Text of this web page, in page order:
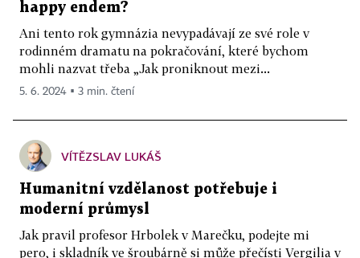
happy endem?
Ani tento rok gymnázia nevypadávají ze své role v
rodinném dramatu na pokračování, které bychom
mohli nazvat třeba „Jak proniknout mezi...
5. 6. 2024 ▪ 3 min. čtení
VÍTĚZSLAV LUKÁŠ
Humanitní vzdělanost potřebuje i
moderní průmysl
Jak pravil profesor Hrbolek v Marečku, podejte mi
pero, i skladník ve šroubárně si může přečísti Vergilia v